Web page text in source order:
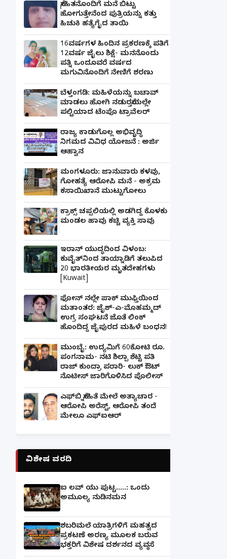
ಸ್ನೇಹಿತನೊಂದಿಗೆ ಮನೆ ಬಿಟ್ಟು
ಹೋಗುತ್ತೇನೆಂದ ಪುತ್ರಿಯನ್ನು ಕತ್ತು
ಹಿಚುಕಿ ಹತ್ಯೆಗೈದ ತಾಯಿ
16ವರ್ಷಗಳ ಹಿಂದಿನ ಪ್ರಕರಣಕ್ಕೆ ಪತಿಗೆ
12ವರ್ಷ ಜೈಲು ಶಿಕ್ಷೆ- ಮನನೊಂದು
ಪತ್ನಿ ಒಂದೂವರೆ ವರ್ಷದ
ಮಗುವಿನೊಂದಿಗೆ ನೇಣಿಗೆ ಶರಣು
ಬೆಳ್ತಂಗಡಿ: ಮಹಿಳೆಯನ್ನು ಬಚಾವ್
ಮಾಡಲು ಹೋಗಿ ನಡುರಸ್ತೆಯಲ್ಲೇ
ಪಲ್ಟಿಯಾದ ಟೆಂಪೊ ಟ್ರಾವೆಲರ್
ರಾಜ್ಯ ಕಾಡುಗೊಲ್ಲ ಅಭಿವೃದ್ಧಿ
ನಿಗಮದ ವಿವಿಧ ಯೋಜನೆ : ಅರ್ಜಿ
ಆಹ್ವಾನ
ಮಂಗಳೂರು: ಜಾನುವಾರು ಕಳವು,
ಗೋಹತ್ಯೆ ಆರೋಪಿ ಮನೆ - ಅಕ್ರಮ
ಕಸಾಯಿಖಾನೆ ಮುಟ್ಟುಗೋಲು
ಕ್ರಾಕ್ಸ್ ಚಪ್ಪಲಿಯಲ್ಲಿ ಅಡಗಿದ್ದ ಕೊಳಕು
ಮಂಡಲ ಹಾವು ಕಚ್ಚಿ ವ್ಯಕ್ತಿ ಸಾವು
ಇರಾನ್ ಯುದ್ಧದಿಂದ ವಿಳಂಬ:
ಕುವೈತ್‌ನಿಂದ ತಾಯ್ನಾಡಿಗೆ ತಲುಪಿದ
20 ಭಾರತೀಯರ ಮೃತದೇಹಗಳು
[Kuwait]
ಫೋನ್ ನಲ್ಲೇ ಪಾಕ್ ಮುಫ್ತಿಯಿಂದ
ಮತಾಂತರ: ಜೈಶ್-ಎ-ಮೊಹಮ್ಮದ್
ಉಗ್ರ ಸಂಘಟನೆ ಜೊತೆ ಲಿಂಕ್
ಹೊಂದಿದ್ದ ಜೈಪುರದ ಮಹಿಳೆ ಬಂಧನ!
ಮುಂಬೈ: ಉದ್ಯಮಿಗೆ 60ಕೋಟಿ ರೂ.
ಪಂಗನಾಮ- ನಟಿ ಶಿಲ್ಪಾ ಶೆಟ್ಟಿ ಪತಿ
ರಾಜ್ ಕುಂದ್ರಾ ಪರಾರಿ- ಲುಕ್ ಔಟ್
ನೊಟೀಸ್ ಜಾರಿಗೊಳಿಸಿದ ಪೊಲೀಸ್
ಎಫ್‌ಬಿ ಸ್ನೇಹಿತೆ ಮೇಲೆ ಅತ್ಯಾಚಾರ -
ಆರೋಪಿ ಅರೆಸ್ಟ್, ಆರೋಪಿ ತಂದೆ
ಮೇಲೂ ಎಫ್ಐಆರ್
ವಿಶೇಷ ವರದಿ
ಐ ಲವ್ ಯು ಪುಟ್ಟ.....: ಒಂದು
ಅಮೂಲ್ಯ ನುಡಿನಮನ
ಶಬರಿಮಲೆ ಯಾತ್ರಿಗಳಿಗೆ ಮಹತ್ವದ
ಪ್ರಕಟಣೆ ಅರಣ್ಯ ಮೂಲಕ ಬರುವ
ಭಕ್ತರಿಗೆ ವಿಶೇಷ ದರ್ಶನದ ವ್ಯವಸ್ಥೆ